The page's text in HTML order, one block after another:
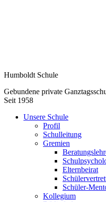
Humboldt Schule
Gebundene private
Seit 1958
Unsere Schule
Profil
Schulleitung
Gremien
Elternbeirat
Schüler-
Kollegium